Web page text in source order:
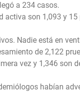
a 234 casos.
son 1,093 y
Nadie está en
de 2,122
vez y 1,346 son
habían